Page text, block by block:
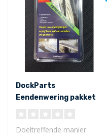
DockParts
Eendenwering pakket
Doeltreffende manier